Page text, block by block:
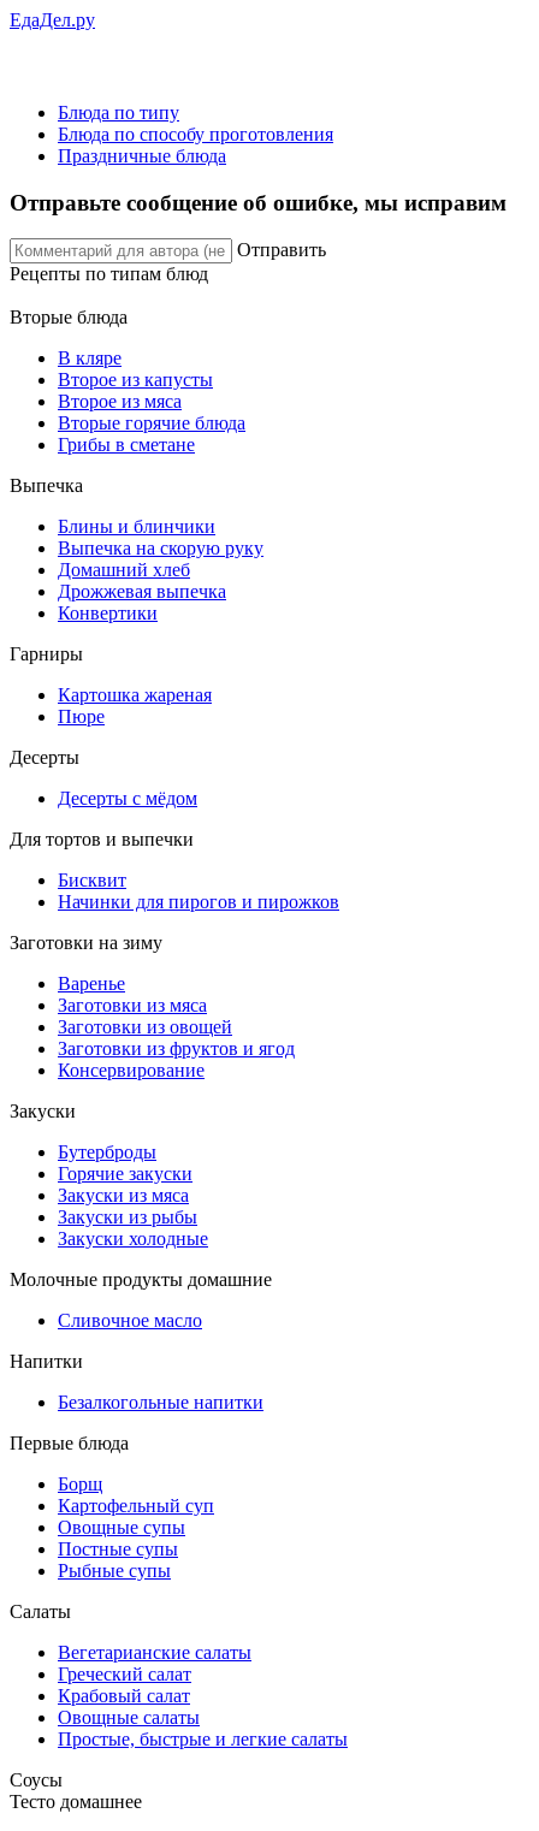
ЕдаДел.ру
Блюда по типу
Блюда по способу проготовления
Праздничные блюда
Отправьте сообщение об ошибке, мы исправим
Отправить
Рецепты по типам блюд
Вторые блюда
В кляре
Второе из капусты
Второе из мяса
Вторые горячие блюда
Грибы в сметане
Выпечка
Блины и блинчики
Выпечка на скорую руку
Домашний хлеб
Дрожжевая выпечка
Конвертики
Гарниры
Картошка жареная
Пюре
Десерты
Десерты с мёдом
Для тортов и выпечки
Бисквит
Начинки для пирогов и пирожков
Заготовки на зиму
Варенье
Заготовки из мяса
Заготовки из овощей
Заготовки из фруктов и ягод
Консервирование
Закуски
Бутерброды
Горячие закуски
Закуски из мяса
Закуски из рыбы
Закуски холодные
Молочные продукты домашние
Сливочное масло
Напитки
Безалкогольные напитки
Первые блюда
Борщ
Картофельный суп
Овощные супы
Постные супы
Рыбные супы
Салаты
Вегетарианские салаты
Греческий салат
Крабовый салат
Овощные салаты
Простые, быстрые и легкие салаты
Соусы
Тесто домашнее